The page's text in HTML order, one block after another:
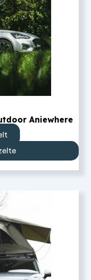
Aniewhere